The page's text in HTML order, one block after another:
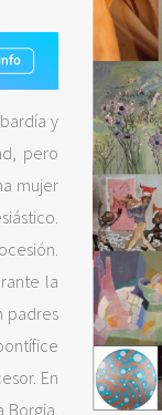
y
pero
mujer
la
padres
En
Borgia.